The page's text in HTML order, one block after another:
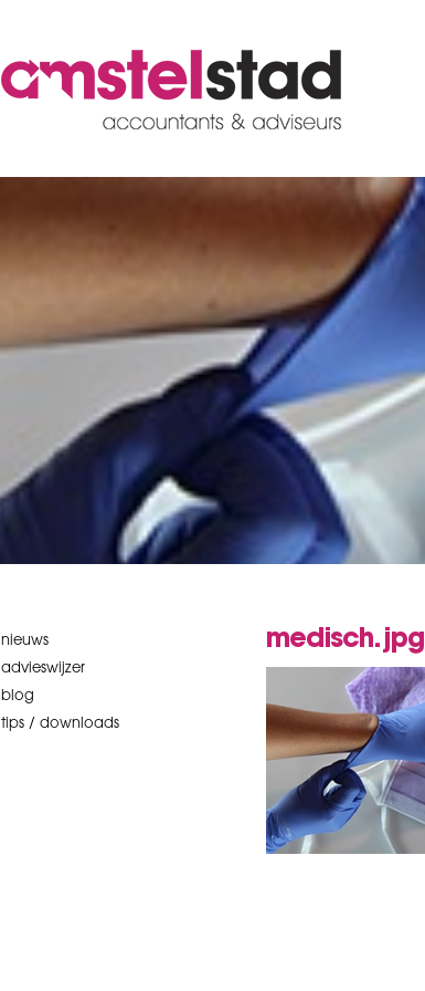
nieuws
advieswijzer
blog
tips / downloads
medisch.jpg